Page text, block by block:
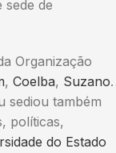
sede de
Organização
, Coelba, Suzano.
sediou também
políticas,
do Estado